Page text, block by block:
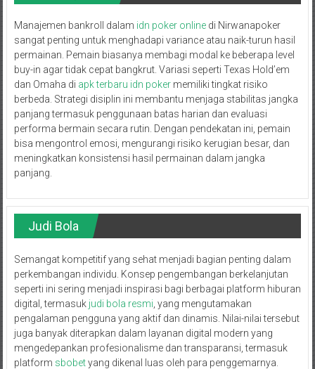
Manajemen bankroll dalam idn poker onlinedi Nirwanapoker
sangat penting untuk menghadapi variance atau naik-turun hasil
permainan. Pemain biasanya membagi modal ke beberapa level
buy-in agar tidak cepat bangkrut. Variasi seperti Texas Hold’em
dan Omaha di apk terbaru idn pokermemiliki tingkat risiko
berbeda. Strategi disiplin ini membantu menjaga stabilitas jangka
panjang termasuk penggunaan batas harian dan evaluasi
performa bermain secara rutin. Dengan pendekatan ini, pemain
bisa mengontrol emosi, mengurangi risiko kerugian besar, dan
meningkatkan konsistensi hasil permainan dalam jangka
panjang.
Judi Bola
Semangat kompetitif yang sehat menjadi bagian penting dalam
perkembangan individu. Konsep pengembangan berkelanjutan
seperti ini sering menjadi inspirasi bagi berbagai platform hiburan
digital, termasuk judi bola resmi , yang mengutamakan
pengalaman pengguna yang aktif dan dinamis. Nilai-nilai tersebut
juga banyak diterapkan dalam layanan digital modern yang
mengedepankan profesionalisme dan transparansi, termasuk
platform sbobetyang dikenal luas oleh para penggemarnya.